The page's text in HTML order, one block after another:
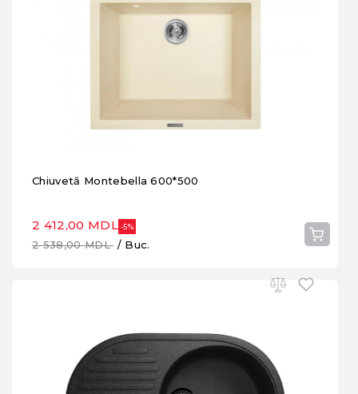
Chiuvetă Montebella 600*500
2 412,00 MDL -5%
2 538,00 MDL/ Buc.